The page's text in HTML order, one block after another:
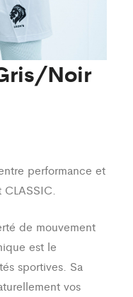
Noir
performance et
de mouvement
est le
sportives. Sa
vos